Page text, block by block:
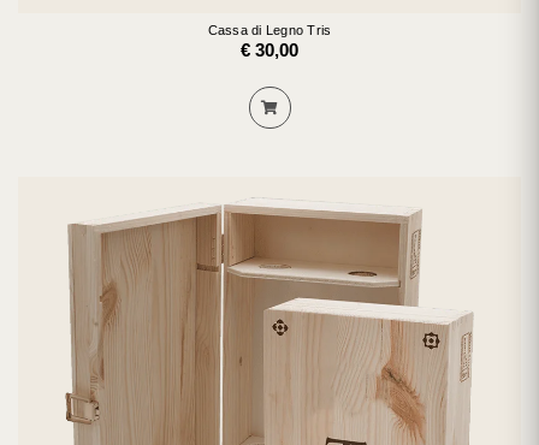
Cassa di Legno Tris
€ 30,00